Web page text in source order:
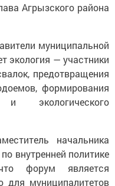
Агрызского района
муниципальной
экология — участники
предотвращения
формирования
и экологического
начальника
внутренней политике
форум является
для муниципалитетов